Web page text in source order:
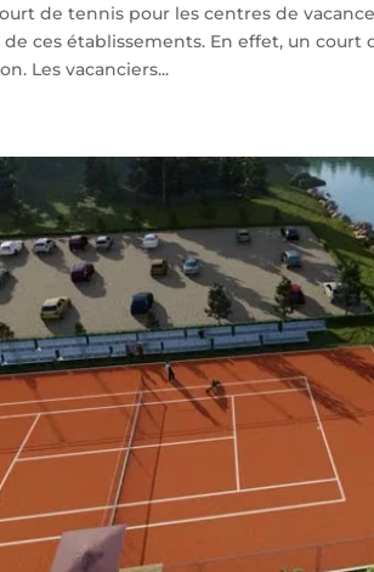
de tennis pour les centres de
ces établissements. En effet, un
Les vacanciers...